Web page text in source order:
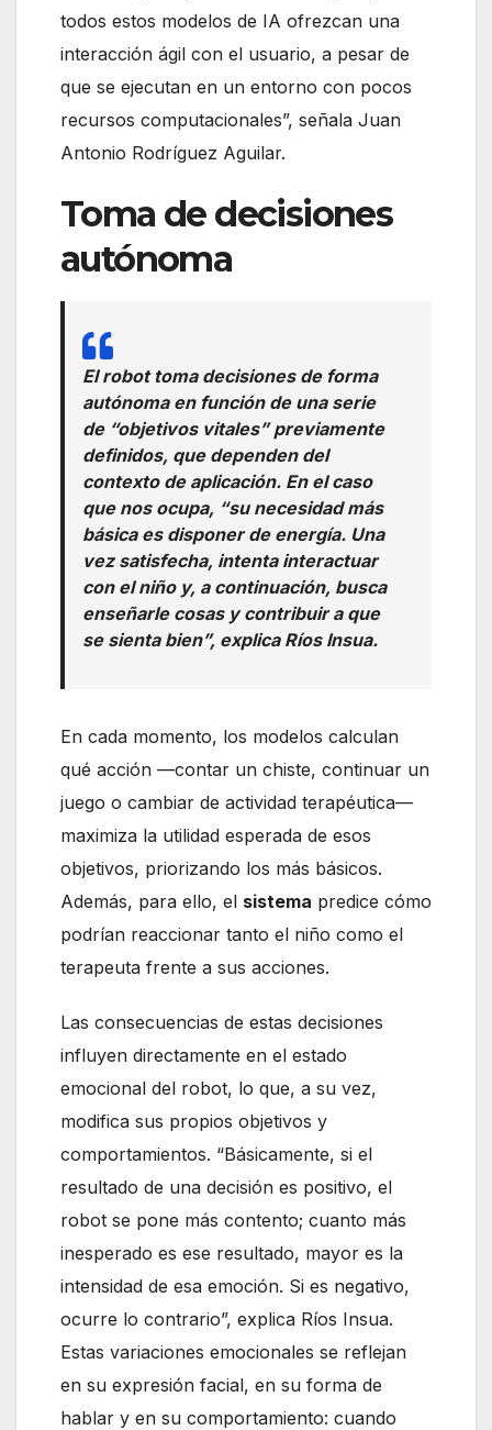
todos estos modelos de IA ofrezcan una
interacción ágil con el usuario, a pesar de
que se ejecutan en un entorno con pocos
recursos computacionales”, señala Juan
Antonio Rodríguez Aguilar.
Toma de decisiones
autónoma
El robot toma decisiones de forma
autónoma en función de una serie
de “objetivos vitales” previamente
definidos, que dependen del
contexto de aplicación. En el caso
que nos ocupa, “su necesidad más
básica es disponer de energía. Una
vez satisfecha, intenta interactuar
con el niño y, a continuación, busca
enseñarle cosas y contribuir a que
se sienta bien”, explica Ríos Insua.
En cada momento, los modelos calculan
qué acción —contar un chiste, continuar un
juego o cambiar de actividad terapéutica—
maximiza la utilidad esperada de esos
objetivos, priorizando los más básicos.
Además, para ello, el sistema predice cómo
podrían reaccionar tanto el niño como el
terapeuta frente a sus acciones.
Las consecuencias de estas decisiones
influyen directamente en el estado
emocional del robot, lo que, a su vez,
modifica sus propios objetivos y
comportamientos. “Básicamente, si el
resultado de una decisión es positivo, el
robot se pone más contento; cuanto más
inesperado es ese resultado, mayor es la
intensidad de esa emoción. Si es negativo,
ocurre lo contrario”, explica Ríos Insua.
Estas variaciones emocionales se reflejan
en su expresión facial, en su forma de
hablar y en su comportamiento: cuando